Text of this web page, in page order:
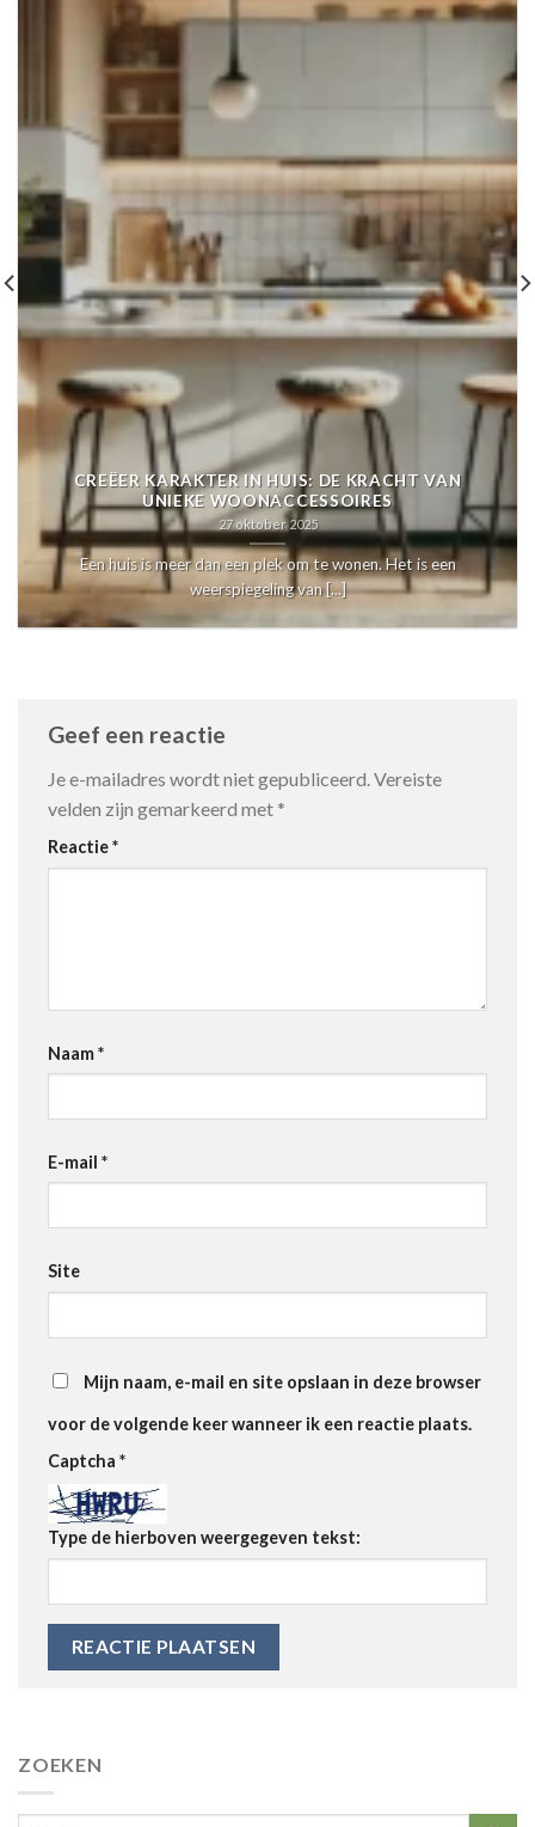
ZOEKEN
CREËER KARAKTER IN HUIS: DE KRACHT VAN
UNIEKE WOONACCESSOIRES
27 oktober 2025
Een huis is meer dan een plek om te wonen. Het is een
weerspiegeling van [...]
Geef een reactie
Je e-mailadres wordt niet gepubliceerd.Vereiste
velden zijn gemarkeerd met *
Reactie*
Naam*
E-mail *
Site
Mijn naam, e-mail en site opslaan in deze browser
voor de volgende keer wanneer ik een reactie plaats.
Captcha *
Type de hierboven weergegeven tekst: